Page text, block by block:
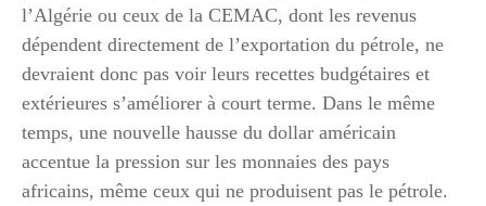
l’Algérie ou ceux de la CEMAC, dont les revenus
dépendent directement de l’exportation du pétrole, ne
devraient donc pas voir leurs recettes budgétaires et
extérieures s’améliorer à court terme. Dans le même
temps, une nouvelle hausse du dollar américain
accentue la pression sur les monnaies des pays
africains, même ceux qui ne produisent pas le pétrole.